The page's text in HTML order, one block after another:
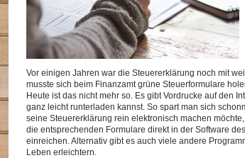
Vor einigen Jahren war die Steuererklärung noch mit
musste sich beim Finanzamt grüne Steuerformulare
Heute ist das nicht mehr so. Es gibt Vordrucke auf den
ganz leicht runterladen kannst. So spart man sich
seine Steuererklärung rein elektronisch machen
die entsprechenden Formulare direkt in der Software
einreichen. Alternativ gibt es auch viele andere
Leben erleichtern.